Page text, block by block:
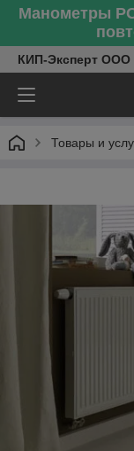
Манометры
КИП-Эксперт ООО
Товары и